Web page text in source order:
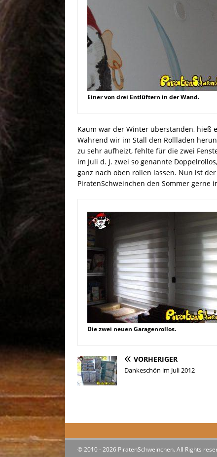
Einer von drei Entlüftern in der Wand.
Kaum war der Winter überstanden, hieß
Während wir im Stall den Rollladen
zu sehr aufheizt, fehlte für die zwei
im Juli d. J. zwei so genannte
ganz nach oben rollen lassen. Nun ist
PiratenSchweinchen den Sommer gerne
Die zwei neuen Garagenrollos.
VORHERIGER
Dankeschön im Juli 2012
© 2010 - 2026 PiratenSchweinchen. All Rights